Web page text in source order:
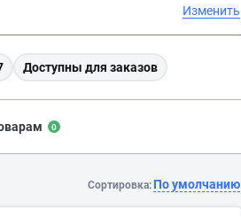
Изменить
Доступны для заказов
0
Сортировка: По умолчанию